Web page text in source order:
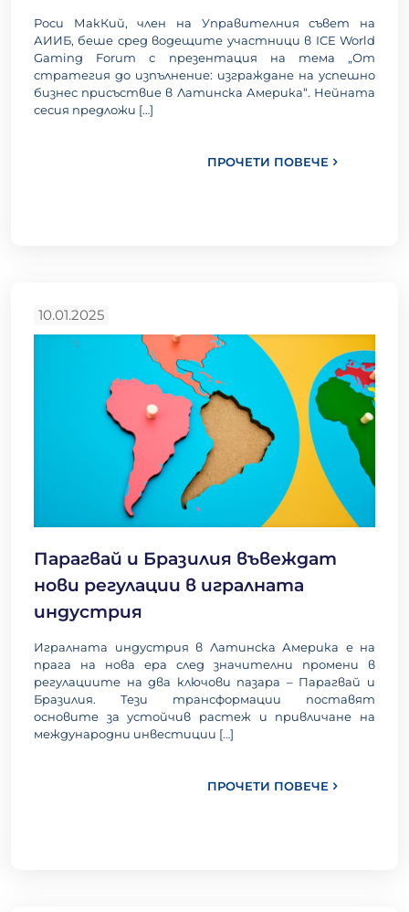
Роси МакКий, член на Управителния съвет на
АИИБ, беше сред водещите участници в ICE World
Gaming Forum с презентация на тема „От
стратегия до изпълнение: изграждане на успешно
бизнес присъствие в Латинска Америка“. Нейната
сесия предложи […]
ПРОЧЕТИ ПОВЕЧЕ
10.01.2025
Парагвай и Бразилия въвеждат
нови регулации в игралната
индустрия
Игралната индустрия в Латинска Америка е на
прага на нова ера след значителни промени в
регулациите на два ключови пазара – Парагвай и
Бразилия. Тези трансформации поставят
основите за устойчив растеж и привличане на
международни инвестиции […]
ПРОЧЕТИ ПОВЕЧЕ